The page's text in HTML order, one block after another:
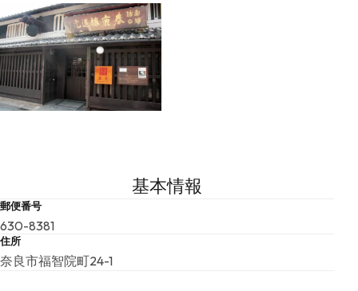
基本情報
郵便番号
630-8381
住所
奈良市福智院町24-1